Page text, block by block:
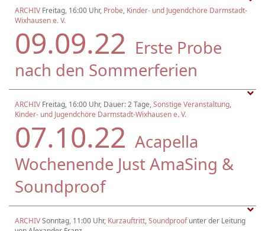
ARCHIV Freitag, 16:00 Uhr, Probe, Kinder- und Jugendchöre Darmstadt-
Wixhausen e. V.
09.09.22 Erste Probe
nach den Sommerferien
ARCHIV Freitag, 16:00 Uhr, Dauer: 2 Tage,Sonstige Veranstaltung,
Kinder- und Jugendchöre Darmstadt-Wixhausen e. V.
07.10.22 Acapella
Wochenende Just AmaSing &
Soundproof
ARCHIVSonntag, 11:00 Uhr, Kurzauftritt,Soundproofunter der Leitung